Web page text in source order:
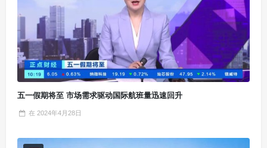
五一假期将至 市场需求驱动国际航班量迅速回升
在 2024年4月28日